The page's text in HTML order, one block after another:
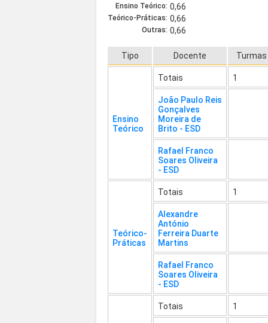
Ensino Teórico: 0,66
Teórico-Práticas: 0,66
Outras: 0,66
Tipo Docente Turmas
Ensino
Teórico
Totais 1
João Paulo Reis
Gonçalves
Moreira de
Brito - ESD
Rafael Franco
Soares Oliveira
- ESD
Teórico-
Práticas
Totais 1
Alexandre
António
Ferreira Duarte
Martins
Rafael Franco
Soares Oliveira
- ESD
Totais 1